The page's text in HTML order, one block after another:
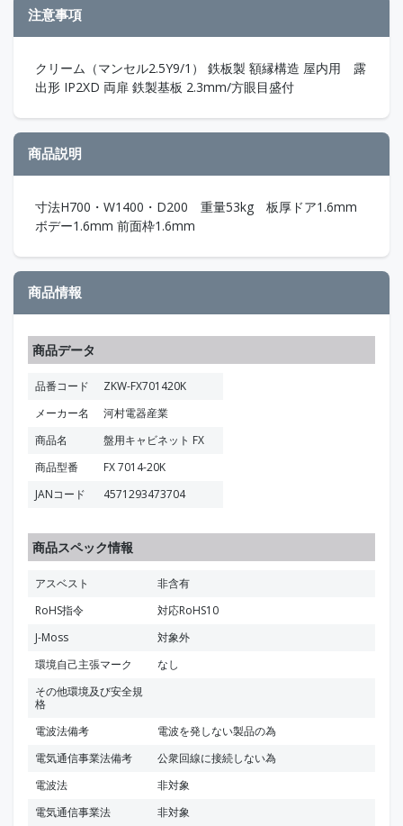
注意事項
クリーム（マンセル2.5Y9/1） 鉄板製 額縁構造 屋内用 露
出形 IP2XD 両扉 鉄製基板 2.3mm/方眼目盛付
商品説明
寸法H700・W1400・D200 重量53kg 板厚ドア1.6mm
ボデー1.6mm 前面枠1.6mm
商品情報
商品データ
品番コード
ZKW-FX701420K
メーカー名
河村電器産業
商品名
盤用キャビネット FX
商品型番
FX 7014-20K
JANコード
4571293473704
商品スペック情報
アスベスト
非含有
RoHS指令
対応RoHS10
J-Moss
対象外
環境自己主張マーク
なし
その他環境及び安全規
格
電波法備考
電波を発しない製品の為
電気通信事業法備考
公衆回線に接続しない為
電波法
非対象
電気通信事業法
非対象